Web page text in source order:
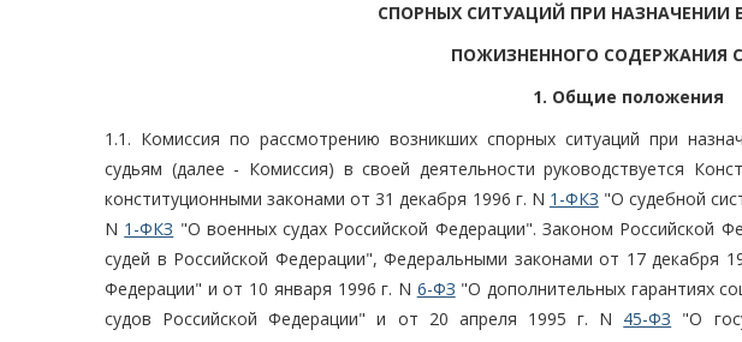
СПОРНЫХ СИТУАЦИЙ ПРИ НАЗНАЧЕНИИ
ПОЖИЗНЕННОГО СОДЕРЖАНИЯ
1. Общие положения
1.1. Комиссия по рассмотрению возникших спорных ситуаций при
судьям (далее - Комиссия) в своей деятельности руководствуется
конституционными законами от 31 декабря 1996 г. N 1-ФКЗ "О судебной
N 1-ФКЗ "О военных судах Российской Федерации". Законом Российской
судей в Российской Федерации", Федеральными законами от 17 декабря
Федерации" и от 10 января 1996 г. N 6-ФЗ "О дополнительных гарантиях
судов Российской Федерации" и от 20 апреля 1995 г. N 45-ФЗ "О